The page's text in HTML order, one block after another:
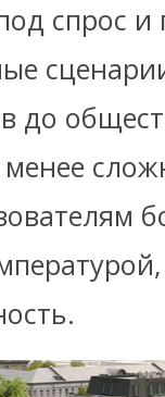
спрос и
до
менее